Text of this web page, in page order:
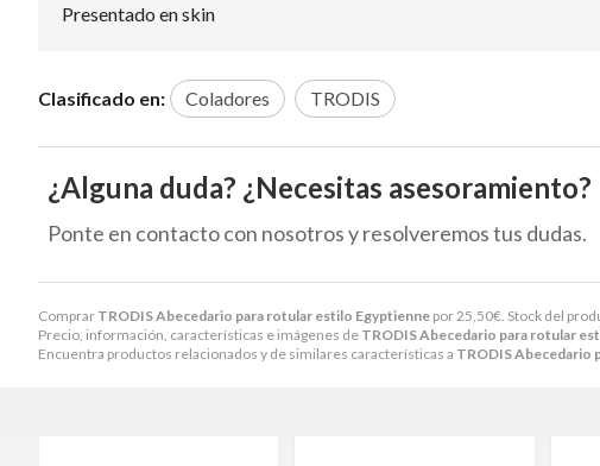
Comprar TRODIS Abecedario para rotular estilo Egyptienne por 25,50€ . Stock del
Precio, información, características e imágenes de TRODIS Abecedario para rotular
Encuentra productos relacionados y de similares características a TRODIS Abecedario
Presentado en skin
Clasificado en: Coladores TRODIS
¿Alguna duda? ¿Necesitas asesoramiento?
Ponte en contacto con nosotros y resolveremos tus dudas.